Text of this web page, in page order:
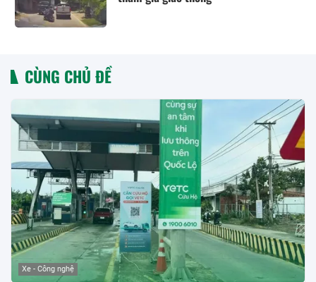
CÙNG CHỦ ĐỀ
Xe - Công nghệ